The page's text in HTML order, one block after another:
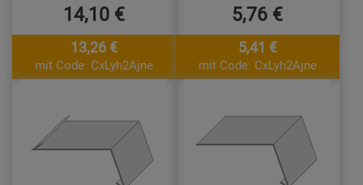
14,10 €
13,26 €
mit Code: CxLyh2Ajne
5,76 €
5,41 €
mit Code: CxLyh2Ajne